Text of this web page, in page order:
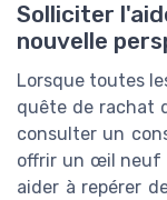
Solliciter
nouvelle
Lorsque toutes
quête de rachat
consulter un
offrir un œil neuf
aider à repérer